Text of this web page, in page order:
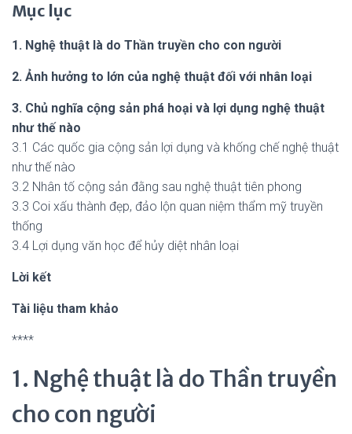
Mục lục
1. Nghệ thuật là do Thần truyền cho con người
2. Ảnh hưởng to lớn của nghệ thuật đối với nhân loại
3. Chủ nghĩa cộng sản phá hoại và lợi dụng nghệ thuật
như thế nào
3.1 Các quốc gia cộng sản lợi dụng và khống chế nghệ thuật
như thế nào
3.2 Nhân tố cộng sản đằng sau nghệ thuật tiên phong
3.3 Coi xấu thành đẹp, đảo lộn quan niệm thẩm mỹ truyền
thống
3.4 Lợi dụng văn học để hủy diệt nhân loại
Lời kết
Tài liệu tham khảo
****
1. Nghệ thuật là do Thần truyền
cho con người